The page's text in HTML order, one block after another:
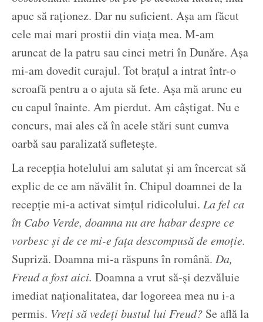
apuc să raționez. Dar nu suficient. Așa am făcut
cele mai mari prostii din viața mea. M-am
aruncat de la patru sau cinci metri în Dunăre. Așa
mi-am dovedit curajul. Tot brațul a intrat într-o
scroafă pentru a o ajuta să fete. Așa mă arunc eu
cu capul înainte. Am pierdut. Am câștigat. Nu e
concurs, mai ales că în acele stări sunt cumva
oarbă sau paralizată sufletește.
La recepția hotelului am salutat și am încercat să
explic de ce am năvălit în. Chipul doamnei de la
recepție mi-a activat simțul ridicolului. La fel ca
în Cabo Verde, doamna nu are habar despre ce
vorbesc și de ce mi-e fața descompusă de emoție.
Supriză. Doamna mi-a răspuns în română. Da,
Freud a fost aici. Doamna a vrut să-și dezvăluie
imediat naționalitatea, dar logoreea mea nu i-a
permis. Vreți să vedeți bustul lui Freud? Se află la